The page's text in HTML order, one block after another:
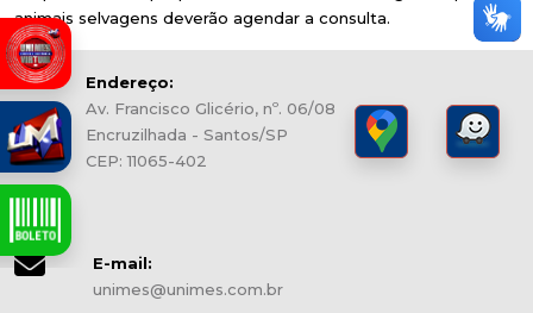
animais selvagens deverão agendar a consulta.
Endereço:
Av. Francisco Glicério, nº. 06/08
Encruzilhada - Santos/SP
CEP: 11065-402
E-mail:
unimes@unimes.com.br